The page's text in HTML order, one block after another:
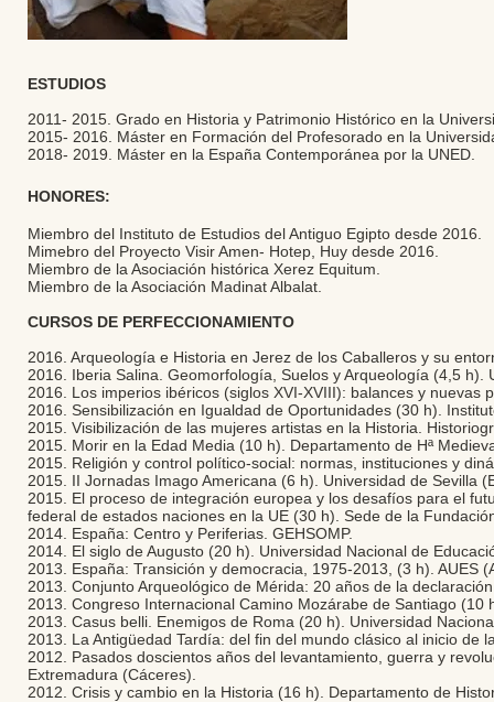
ESTUDIOS
2011- 2015. Grado en Historia y Patrimonio Histórico en la
2015- 2016. Máster en Formación del Profesorado en la
2018- 2019. Máster en la España Contemporánea por la UNED.
HONORES:
Miembro del Instituto de Estudios del Antiguo Egipto desde 2016.
Mimebro del Proyecto Visir Amen- Hotep, Huy desde 2016.
Miembro de la Asociación histórica Xerez Equitum.
Miembro de la Asociación Madinat Albalat.
CURSOS DE PERFECCIONAMIENTO
2016. Arqueología e Historia en Jerez de los Caballeros y su
2016. Iberia Salina. Geomorfología, Suelos y Arqueología (4,5 h).
2016. Los imperios ibéricos (siglos XVI-XVIII): balances y
2016. Sensibilización en Igualdad de Oportunidades (30 h).
2015. Visibilización de las mujeres artistas en la Historia.
2015. Morir en la Edad Media (10 h). Departamento de Hª
2015. Religión y control político-social: normas, instituciones y
2015. II Jornadas Imago Americana (6 h). Universidad de Sevilla
2015. El proceso de integración europea y los desafíos para el
federal de estados naciones en la UE (30 h). Sede de la
2014. España: Centro y Periferias. GEHSOMP.
2014. El siglo de Augusto (20 h). Universidad Nacional de
2013. España: Transición y democracia, 1975-2013, (3 h). AUES
2013. Conjunto Arqueológico de Mérida: 20 años de la
2013. Congreso Internacional Camino Mozárabe de Santiago (10
2013. Casus belli. Enemigos de Roma (20 h). Universidad
2013. La Antigüedad Tardía: del fin del mundo clásico al inicio de
2012. Pasados doscientos años del levantamiento, guerra y
Extremadura (Cáceres).
2012. Crisis y cambio en la Historia (16 h). Departamento de